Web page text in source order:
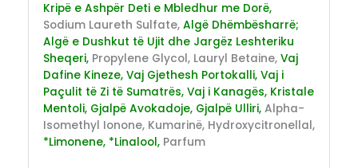
Kripë e Ashpër Deti e Mbledhur me Dorë,
Sodium Laureth Sulfate, Algë Dhëmbësharrë;
Algë e Dushkut të Ujit dhe Jargëz Leshteriku
Sheqeri, Propylene Glycol, Lauryl Betaine, Vaj
Dafine Kineze, Vaj Gjethesh Portokalli, Vaj i
Paçulit të Zi të Sumatrës, Vaj i Kanagës, Kristale
Mentoli, Gjalpë Avokadoje, Gjalpë Ulliri, Alpha-
Isomethyl Ionone, Kumarinë, Hydroxycitronellal,
*Limonene, *Linalool, Parfum